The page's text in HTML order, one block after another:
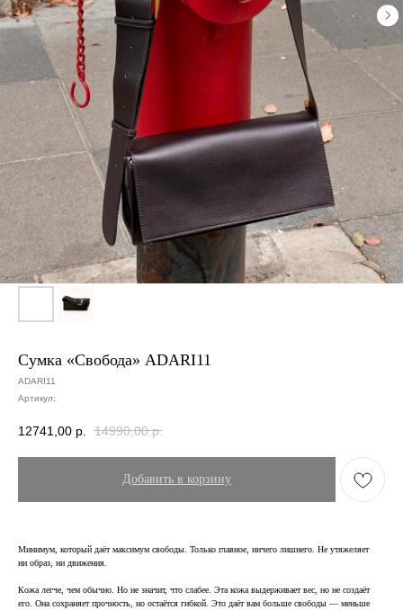
Сумка «Свобода» ADARI11
ADARI11
Артикул:
12741,00 р. 14990,00 р.
Добавить в корзину
Минимум, который даёт максимум свободы. Только главное, ничего лишнего. Не утяжеляет
ни образ, ни движения.
Кожа легче, чем обычно. Но не значит, что слабее. Эта кожа выдерживает вес, но не создаёт
его. Она сохраняет прочность, но остаётся гибкой. Это даёт вам больше свободы — меньше